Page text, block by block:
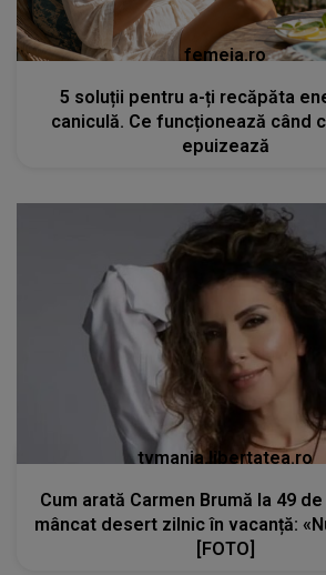
femeia.ro
5 soluții pentru a-ți recăpăta
caniculă. Ce funcționează când
epuizează
tvmania.libertatea.ro
Cum arată Carmen Brumă la 49
mâncat desert zilnic în vacanță:
[FOTO]